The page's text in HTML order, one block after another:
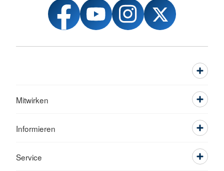
Mitwirken
Informieren
Service